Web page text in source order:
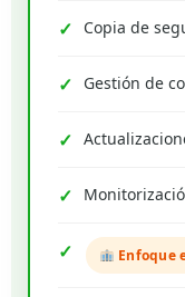
Copia de
Gestión de
Enfoque